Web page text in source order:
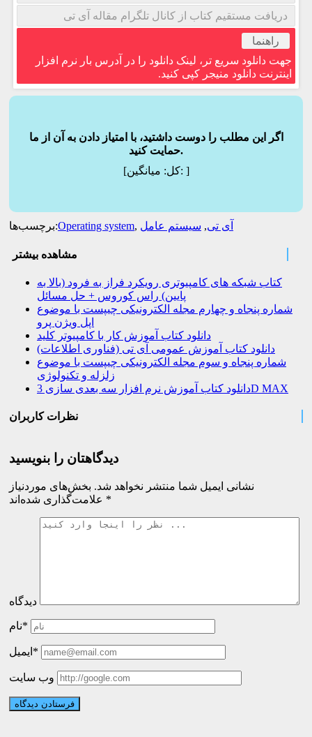
دریافت مستقیم کتاب از کانال تلگرام مقاله آی تی
راهنما
جهت دانلود سریع تر، لینک دانلود را در آدرس بار نرم افزار
اینترنت دانلود منیجر کپی کنید.
اگر این مطلب را دوست داشتید، با امتیاز دادن به آن از ما
حمایت کنید.
[کل:میانگین: ]
برچسب‌ها:Operating system, آی تی, سیستم عامل
مشاهده بیشتر
کتاب شبکه های کامپیوتری رویکرد فراز به فرود (بالا به
پایین) راس کوروس + حل مسائل
شماره پنجاه و چهارم مجله الکترونیکی چیپست با موضوع
اپل ویژن پرو
دانلود کتاب آموزش کار با کامپیوتر کلید
دانلود کتاب آموزش عمومی آی تی (فناوری اطلاعات)
شماره پنجاه و سوم مجله الکترونیکی چیپست با موضوع
زلزله و تکنولوژی
دانلود کتاب آموزش نرم افزار سه بعدی سازی 3D MAX
نظرات کاربران
دیدگاهتان را بنویسید
نشانی ایمیل شما منتشر نخواهد شد. بخش‌های موردنیاز
*
دیدگاه
نام*
ایمیل*
وب سایت